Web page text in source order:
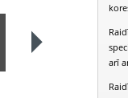
PIEEJAMS
Juniors TV (2009-
arī